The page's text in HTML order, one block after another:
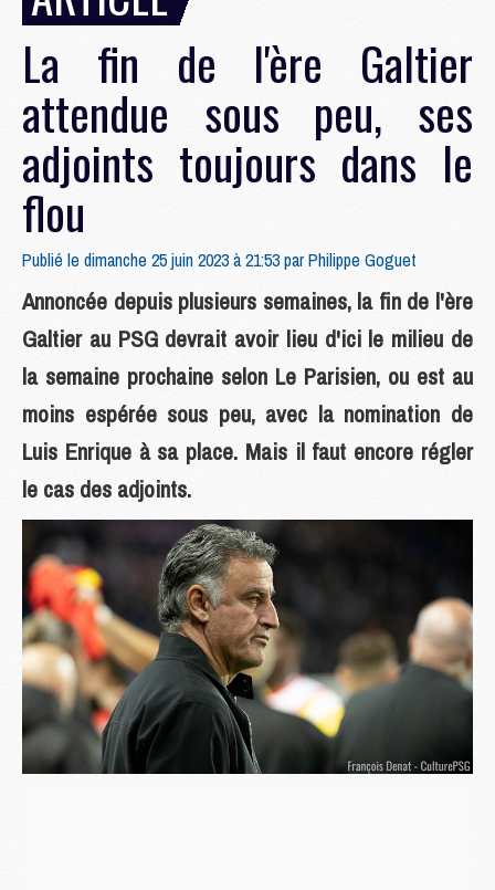
La fin de l'ère Galtier
attendue sous peu, ses
adjoints toujours dans le
flou
Publié le dimanche 25 juin 2023 à 21:53 parPhilippe Goguet
Annoncée depuis plusieurs semaines, la fin de l'ère
Galtier au PSG devrait avoir lieu d'ici le milieu de
la semaine prochaine selon Le Parisien, ou est au
moins espérée sous peu, avec la nomination de
Luis Enrique à sa place. Mais il faut encore régler
le cas des adjoints.